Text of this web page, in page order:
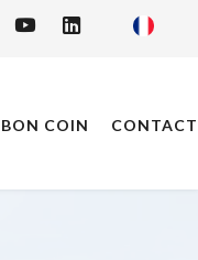
COIN CONTACT